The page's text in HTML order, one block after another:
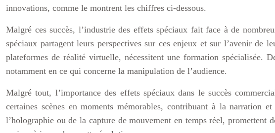
innovations, comme le montrent les chiffres ci-dessous.
Malgré ces succès, l’industrie des effets spéciaux fait face à de
spéciaux partagent leurs perspectives sur ces enjeux et sur l’avenir
plateformes de réalité virtuelle, nécessitent une formation spécialisée.
notamment en ce qui concerne la manipulation de l’audience.
Malgré tout, l’importance des effets spéciaux dans le succès
certaines scènes en moments mémorables, contribuant à la narration
l’holographie ou de la capture de mouvement en temps réel, promettent